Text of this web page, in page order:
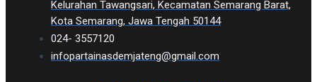
Kelurahan Tawangsari, Kecamatan Semarang Barat,
Kota Semarang, Jawa Tengah 50144
024- 3557120
infopartainasdemjateng@gmail.com